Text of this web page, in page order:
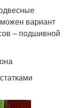
вариант
– подшивной